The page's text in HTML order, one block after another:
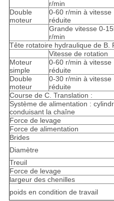
r/min
Double
moteur
0-60 r/min à vitesse
réduite
Grande vitesse 0-
r/min
Tête rotatoire hydraulique de B.
Vitesse de rotation
Moteur
simple
0-60 r/min à vitesse
réduite
Double
moteur
0-30 r/min à vitesse
réduite
Course de C. Translation :
Système de alimentation :
conduisant la chaîne
Force de levage
Force de alimentation
Brides
Diamètre
Treuil
Force de levage
largeur des chenilles
poids en condition de travail